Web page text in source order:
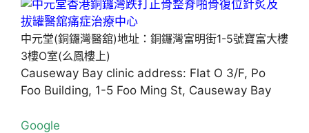
中元堂(銅鑼灣醫舘)地址：銅鑼灣富明街1-5號寶富大樓
3樓O室(么鳳樓上)
Causeway Bay clinic address: Flat O 3/F, Po
Foo Building, 1-5 Foo Ming St, Causeway Bay
Google